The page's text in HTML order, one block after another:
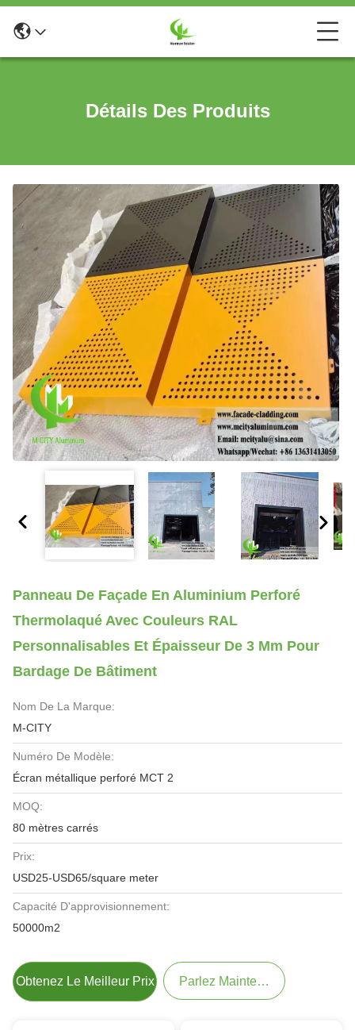
Détails Des Produits
Panneau De Façade En Aluminium Perforé
Thermolaqué Avec Couleurs RAL
Personnalisables Et Épaisseur De 3 Mm Pour
Bardage De Bâtiment
Nom De La Marque:
M-CITY
Numéro De Modèle:
Écran métallique perforé MCT 2
MOQ:
80 mètres carrés
Prix:
USD25-USD65/square meter
Capacité D'approvisionnement:
50000m2
Obtenez Le Meilleur Prix Parlez Maintenant.